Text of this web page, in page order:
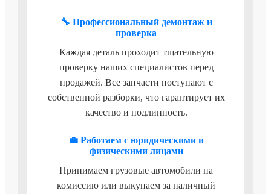
🔧 Профессиональный демонтаж и
проверка
Каждая деталь проходит тщательную
проверку наших специалистов перед
продажей. Все запчасти поступают с
собственной разборки, что гарантирует их
качество и подлинность.
💼 Работаем с юридическими и
физическими лицами
Принимаем грузовые автомобили на
комиссию или выкупаем за наличный